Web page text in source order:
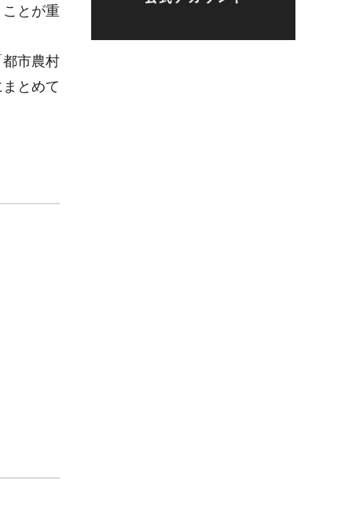
とが重
都市農村
とめて